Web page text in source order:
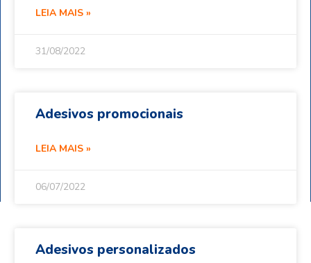
LEIA MAIS »
31/08/2022
Adesivos promocionais
LEIA MAIS »
06/07/2022
Adesivos personalizados